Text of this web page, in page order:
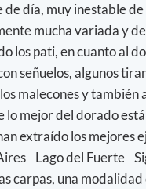
de día, muy inestable
mucha variada y
los pati, en cuanto al
señuelos, algunos
malecones y también
lo mejor del dorado
extraído los mejores
Lago del Fuerte
carpas, una